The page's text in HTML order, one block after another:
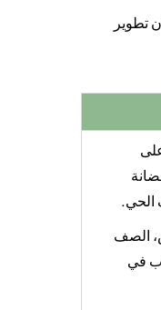
تطوير
الصف
في